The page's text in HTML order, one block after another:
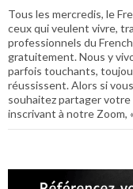
Tous les mercredis, le
ceux qui veulent vivre,
professionnels du
gratuitement. Nous y
parfois touchants,
réussissent. Alors si
souhaitez partager
inscrivant à notre Zoom,